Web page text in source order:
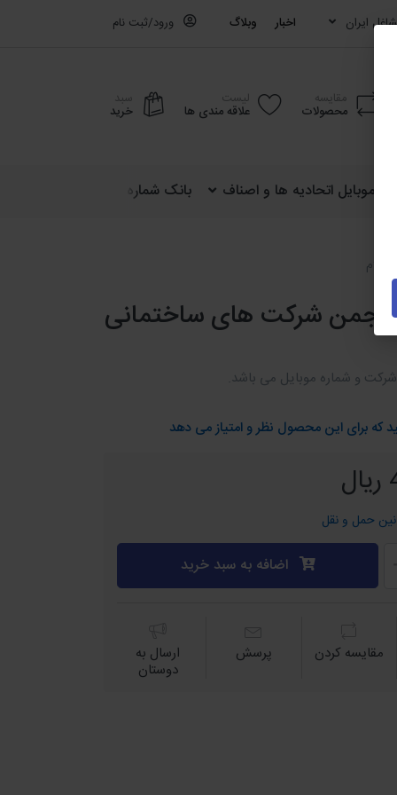
ایران اخبار وبلاگ ورود/ثبت نام
مقایسه
محصولات
لیست
علاقه مندی ها
سبد
خرید
موبایل اتحادیه ها و اصناف بانک شماره موبایل کشوری
انجمن شرکت های ساختمانی
شرکت و شماره موبایل می باشد.
که برای این محصول نظر و امتیاز می دهد
حمل و نقل
اضافه به سبد خرید
مقايسه كردن پرسش ارسال به
دوستان